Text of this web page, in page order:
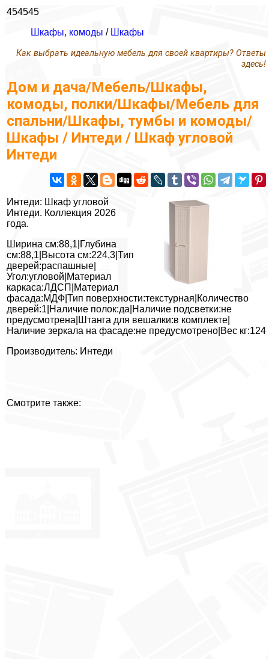
454545
Шкафы, комоды / Шкафы
Как выбрать идеальную мебель для своей квартиры? Ответы
здесь!
Дом и дача/Мебель/Шкафы,
комоды, полки/Шкафы/Мебель для
спальни/Шкафы, тумбы и комоды/
Шкафы / Интеди / Шкаф угловой
Интеди
Интеди: Шкаф угловой
Интеди. Коллекция 2026
года.
Ширина см:88,1|Глубина
см:88,1|Высота см:224,3|Тип
дверей:распашные|
Угол:угловой|Материал
каркаса:ЛДСП|Материал
фасада:МДФ|Тип поверхности:текстурная|Количество
дверей:1|Наличие полок:да|Наличие подсветки:не
предусмотрена|Штанга для вешалки:в комплекте|
Наличие зеркала на фасаде:не предусмотрено|Вес кг:124
Производитель: Интеди
Смотрите также: